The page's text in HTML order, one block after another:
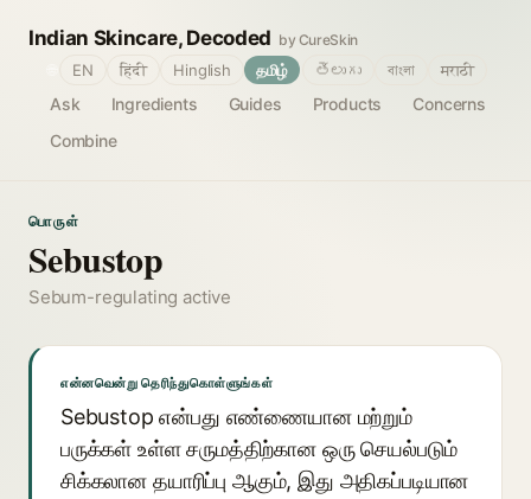
Indian Skincare, Decoded by CureSkin
Ask Ingredients Guides Products
Concerns
Combine
EN हिंदी Hinglish தமிழ் తెలుగు বাংলা मराठी
பொருள்
Sebustop
Sebum-regulating active
என்னவென்று தெரிந்துகொள்ளுங்கள்
Sebustop என்பது எண்ணையான மற்றும்
பருக்கள் உள்ள சருமத்திற்கான ஒரு செயல்படும்
சிக்கலான தயாரிப்பு ஆகும், இது அதிகப்படியான